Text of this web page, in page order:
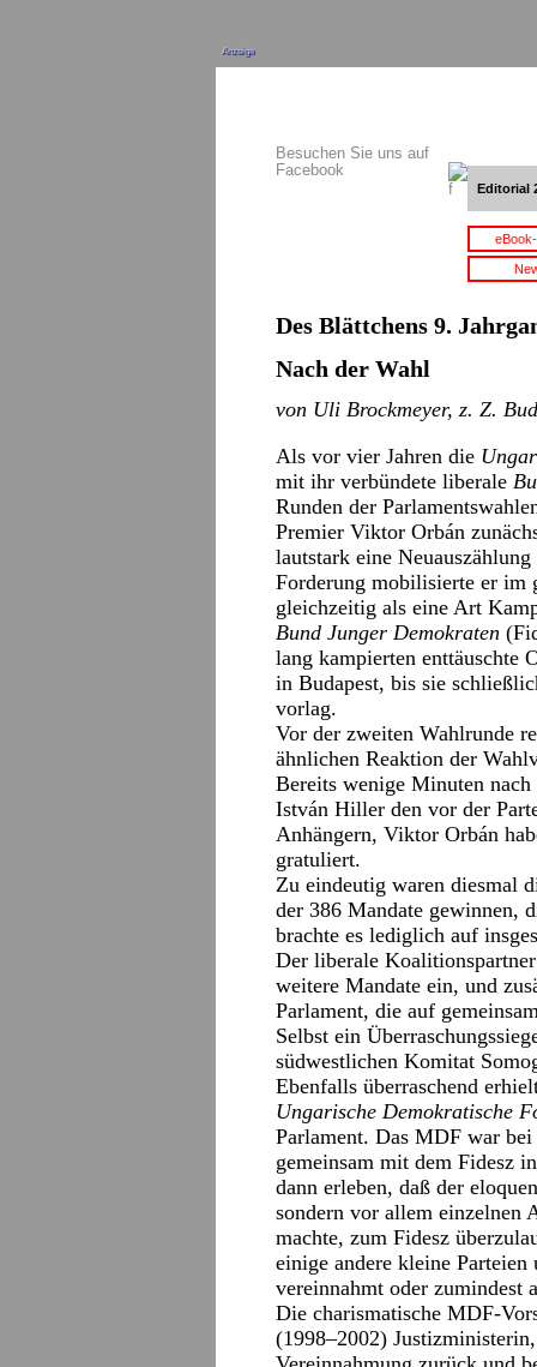
Anzeige
Besuchen Sie uns auf
Facebook
Editorial
Des Blättchens 9.
Nach der Wahl
von Uli Brockmeyer, z. Z.
Als vor vier Jahren die
mit ihr verbündete liberale
Runden der
Premier Viktor Orbán
lautstark eine
Forderung mobilisierte er im
gleichzeitig als eine Art
Bund Junger Demokraten
lang kampierten enttäuschte
in Budapest, bis sie
vorlag.
Vor der zweiten Wahlrunde
ähnlichen Reaktion der
Bereits wenige Minuten
István Hiller den vor der
Anhängern, Viktor Orbán
gratuliert.
Zu eindeutig waren diesmal
der 386 Mandate gewinnen,
brachte es lediglich auf
Der liberale
weitere Mandate ein, und
Parlament, die auf
Selbst ein
südwestlichen Komitat
Ebenfalls überraschend
Ungarische Demokratische
Parlament. Das MDF war bei
gemeinsam mit dem Fidesz
dann erleben, daß der
sondern vor allem einzelnen
machte, zum Fidesz
einige andere kleine
vereinnahmt oder zumindest
Die charismatische MDF-
(1998–2002)